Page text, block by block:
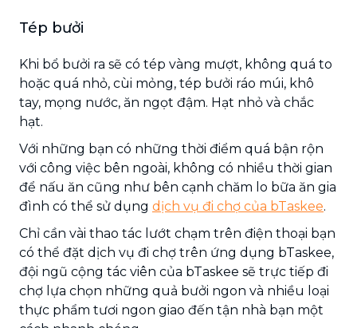
Tép bưởi
Khi bổ bưởi ra sẽ có tép vàng mượt, không quá to
hoặc quá nhỏ, cùi mỏng, tép bưởi ráo múi, khô
tay, mọng nước, ăn ngọt đậm. Hạt nhỏ và chắc
hạt.
Với những bạn có những thời điểm quá bận rộn
với công việc bên ngoài, không có nhiều thời gian
để nấu ăn cũng như bên cạnh chăm lo bữa ăn gia
đình có thể sử dụng dịch vụ đi chợ của bTaskee.
Chỉ cần vài thao tác lướt chạm trên điện thoại bạn
có thể đặt dịch vụ đi chợ trên ứng dụng bTaskee,
đội ngũ cộng tác viên của bTaskee sẽ trực tiếp đi
chợ lựa chọn những quả bưởi ngon và nhiều loại
thực phẩm tươi ngon giao đến tận nhà bạn một